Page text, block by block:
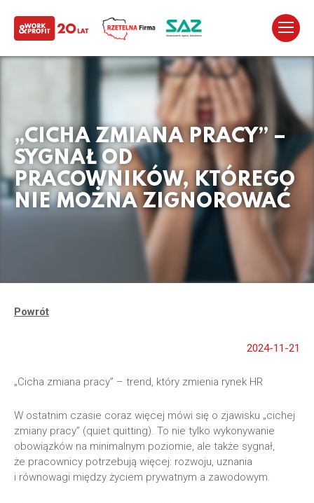
„CICHA ZMIANA PRACY” –
SYGNAŁ OD
PRACOWNIKÓW, KTÓREGO
NIE MOŻNA ZIGNOROWAĆ
Powrót
2024-11-21
„Cicha zmiana pracy” – trend, który zmienia rynek HR
W ostatnim czasie coraz więcej mówi się o zjawisku „cichej
zmiany pracy” (quiet quitting). To nie tylko wykonywanie
obowiązków na minimalnym poziomie, ale także sygnał,
że pracownicy potrzebują więcej: rozwoju, uznania
i równowagi między życiem prywatnym a zawodowym.